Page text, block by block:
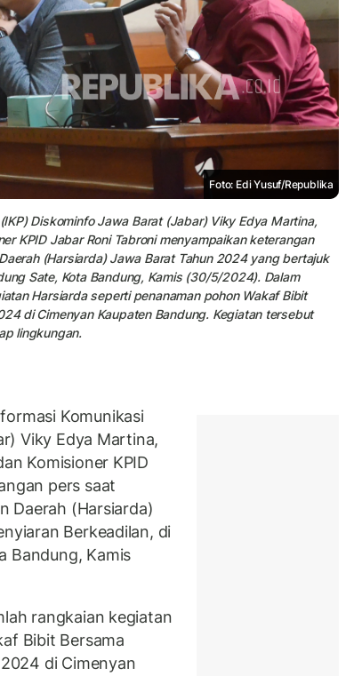
Foto: Edi Yusuf/Republika
Diskominfo Jawa Barat (Jabar) Viky Edya Martina,
KPID Jabar Roni Tabroni menyampaikan keterangan
(Harsiarda) Jawa Barat Tahun 2024 yang bertajuk
Sate, Kota Bandung, Kamis (30/5/2024). Dalam
Harsiarda seperti penanaman pohon Wakaf Bibit
di Cimenyan Kaupaten Bandung. Kegiatan tersebut
lingkungan.
Komunikasi
Viky Edya Martina,
Komisioner KPID
pers saat
Daerah (Harsiarda)
Berkeadilan, di
Bandung, Kamis
rangkaian kegiatan
Bibit Bersama
di Cimenyan